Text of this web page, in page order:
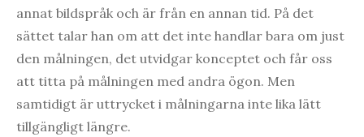
annat bildspråk och är från en annan tid. På det
sättet talar han om att det inte handlar bara om just
den målningen, det utvidgar konceptet och får oss
att titta på målningen med andra ögon. Men
samtidigt är uttrycket i målningarna inte lika lätt
tillgängligt längre.